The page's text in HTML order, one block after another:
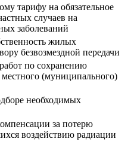
тарифу на обязательное
случаев на
заболеваний
жилых
безвозмездной передачи
по сохранению
местного (муниципального)
необходимых
за потерю
воздействию радиации